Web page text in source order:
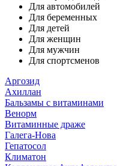
Для автомобилей
Для беременных
Для детей
Для женщин
Для мужчин
Для спортсменов
Аргозид
Ахиллан
Бальзамы с витаминами
Венорм
Витаминные драже
Галега-Нова
Гепатосол
Климатон